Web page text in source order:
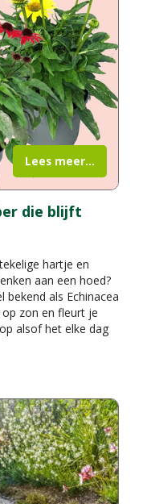
die blijft
hartje en
aan een hoed?
bekend als Echinacea
zon en fleurt je
alsof het elke dag
Lees meer...